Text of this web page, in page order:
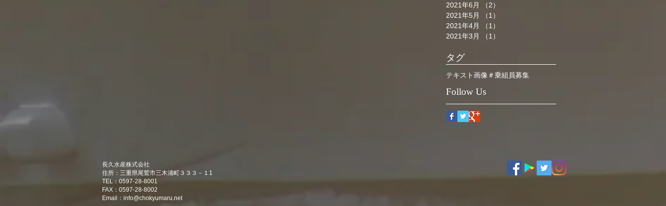
2021年6月
（2）
2021年5月
（1）
2021年4月
（1）
2021年3月
（1）
タグ
テキスト画像 ＃乗組員募集
Follow Us
長久水産株式会社
住所：三重県尾鷲市三木浦町３３３－１1
TEL：0597-28-8001
FAX：0597-28-8002
Email： info@chokyumaru.net